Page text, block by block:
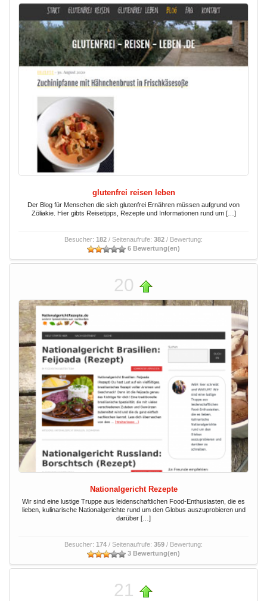
glutenfrei reisen leben
Der Blog für Menschen die sich glutenfrei Ernähren müssen aufgrund von
Zöliakie. Hier gibts Reisetipps, Rezepte und Informationen rund um […]
Besucher: 182 / Seitenaufrufe: 382 / Bewertung:
6 Bewertung(en)
20
Nationalgericht Rezepte
Wir sind eine lustige Truppe aus leidenschaftlichen Food-Enthusiasten, die es
lieben, kulinarische Nationalgerichte rund um den Globus auszuprobieren und
darüber […]
Besucher: 174 / Seitenaufrufe: 359 / Bewertung:
3 Bewertung(en)
21